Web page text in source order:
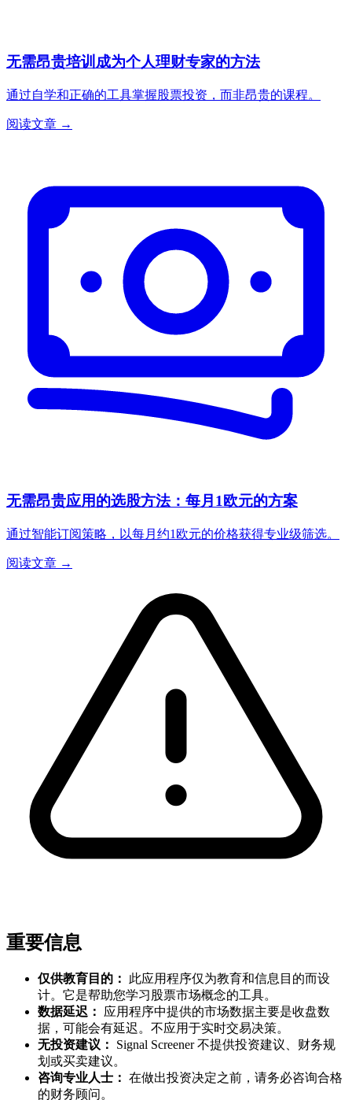
无需昂贵培训成为个人理财专家的方法
通过自学和正确的工具掌握股票投资，而非昂贵的课程。
阅读文章 →
无需昂贵应用的选股方法：每月1欧元的方案
通过智能订阅策略，以每月约1欧元的价格获得专业级筛选。
阅读文章 →
重要信息
仅供教育目的：
此应用程序仅为教育和信息目的而设
计。它是帮助您学习股票市场概念的工具。
数据延迟：
应用程序中提供的市场数据主要是收盘数
据，可能会有延迟。不应用于实时交易决策。
无投资建议：
Signal Screener 不提供投资建议、财务规
划或买卖建议。
咨询专业人士： 在做出投资决定之前，请务必咨询合格
的财务顾问。